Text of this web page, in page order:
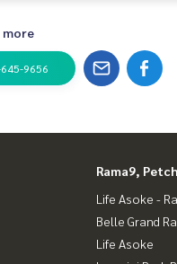
9656
Rama9,
Life Asoke -
Belle Grand
Life Asoke